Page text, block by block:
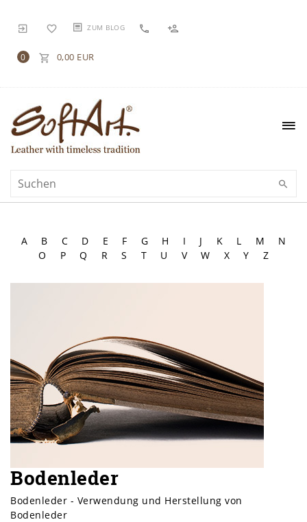
ZUM BLOG
0 0,00 EUR
A B C D E F G H I J K L M
N
O
P Q R S T U V W X Y Z
Bodenleder
Bodenleder - Verwendung und Herstellung von
Bodenleder